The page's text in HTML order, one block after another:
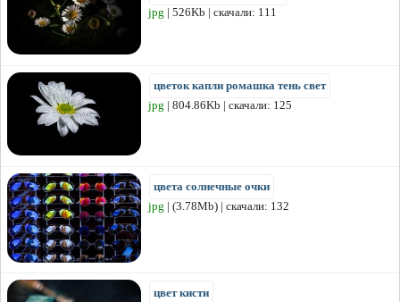
jpg | 526Kb | скачали: 111
цветок капли ромашка тень свет
jpg | 804.86Kb | скачали: 125
цвета солнечные очки
jpg | (3.78Mb) | скачали: 132
цвет кисти